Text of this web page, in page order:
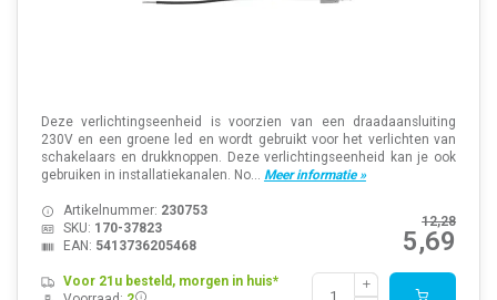
Deze verlichtingseenheid is voorzien van een draadaansluiting
230V en een groene led en wordt gebruikt voor het verlichten van
schakelaars en drukknoppen. Deze verlichtingseenheid kan je ook
gebruiken in installatiekanalen. No... Meer informatie »
12,28
5,69
Artikelnummer: 230753
SKU: 170-37823
EAN: 5413736205468
Voor 21u besteld, morgen in huis*